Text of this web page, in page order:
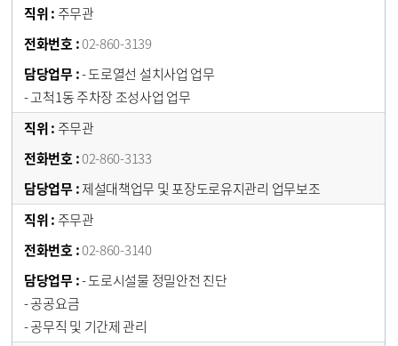
주무관
02-860-3139
- 도로열선 설치사업 업무
- 고척1동 주차장 조성사업 업무
주무관
02-860-3133
제설대책업무 및 포장도로유지관리 업무보조
주무관
02-860-3140
- 도로시설물 정밀안전 진단
- 공공요금
- 공무직 및 기간제 관리